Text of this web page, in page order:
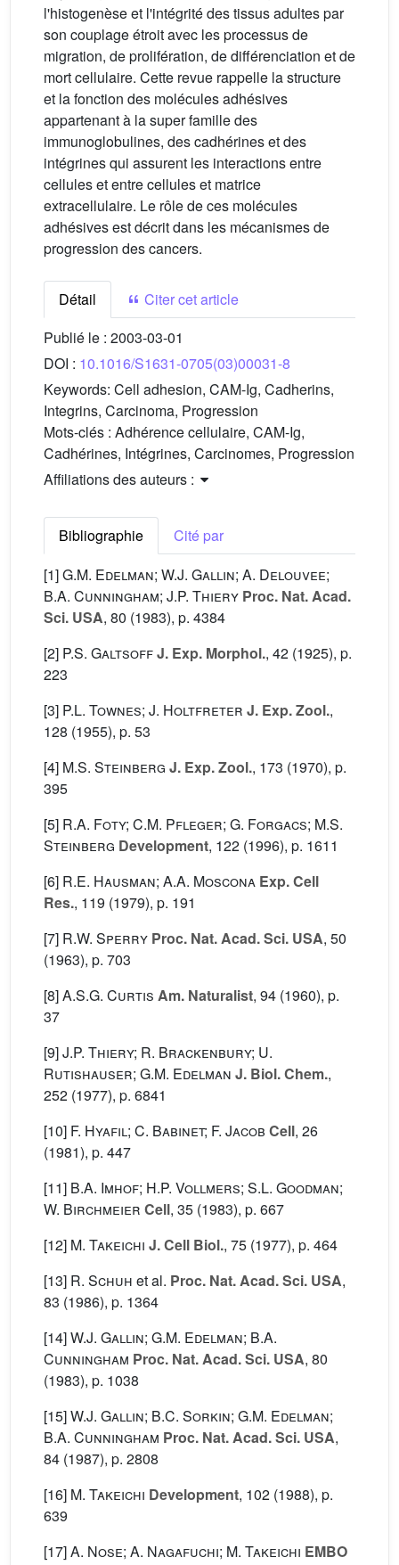
l'histogenèse et l'intégrité des tissus adultes par
son couplage étroit avec les processus de
migration, de prolifération, de différenciation et de
mort cellulaire. Cette revue rappelle la structure
et la fonction des molécules adhésives
appartenant à la super famille des
immunoglobulines, des cadhérines et des
intégrines qui assurent les interactions entre
cellules et entre cellules et matrice
extracellulaire. Le rôle de ces molécules
adhésives est décrit dans les mécanismes de
progression des cancers.
Détail
Citer cet article
Publié le : 2003-03-01
DOI : 10.1016/S1631-0705(03)00031-8
Keywords: Cell adhesion, CAM-Ig, Cadherins,
Integrins, Carcinoma, Progression
Mots-clés : Adhérence cellulaire, CAM-Ig,
Cadhérines, Intégrines, Carcinomes, Progression
Affiliations des auteurs :
Bibliographie
Cité par
[1]G.M. Edelman; W.J. Gallin; A. Delouvee;
B.A. Cunningham; J.P. Thiery Proc. Nat. Acad.
Sci. USA, 80 (1983), p. 4384
[2] P.S. GaltsoffJ. Exp. Morphol., 42 (1925), p.
223
[3] P.L. Townes; J. Holtfreter J. Exp. Zool.,
128 (1955), p. 53
[4] M.S. Steinberg J. Exp. Zool., 173 (1970), p.
395
[5] R.A. Foty; C.M. Pfleger; G. Forgacs; M.S.
Steinberg Development, 122 (1996), p. 1611
[6] R.E. Hausman; A.A. Moscona Exp. Cell
Res., 119 (1979), p. 191
[7] R.W. Sperry Proc. Nat. Acad. Sci. USA, 50
(1963), p. 703
[8]A.S.G. Curtis Am. Naturalist, 94 (1960), p.
37
[9]J.P. Thiery; R. Brackenbury; U.
Rutishauser; G.M. Edelman J. Biol. Chem.,
252 (1977), p. 6841
[10] F. Hyafil; C. Babinet; F. Jacob Cell, 26
(1981), p. 447
[11] B.A. Imhof; H.P. Vollmers; S.L. Goodman;
W. Birchmeier Cell, 35 (1983), p. 667
[12] M. Takeichi J. Cell Biol., 75 (1977), p. 464
[13] R. Schuh et al. Proc. Nat. Acad. Sci. USA,
83 (1986), p. 1364
[14]W.J. Gallin; G.M. Edelman; B.A.
Cunningham Proc. Nat. Acad. Sci. USA, 80
(1983), p. 1038
[15]W.J. Gallin; B.C. Sorkin; G.M. Edelman;
B.A. Cunningham Proc. Nat. Acad. Sci. USA,
84 (1987), p. 2808
[16] M. Takeichi Development, 102 (1988), p.
639
[17]A. Nose; A. Nagafuchi; M. Takeichi EMBO